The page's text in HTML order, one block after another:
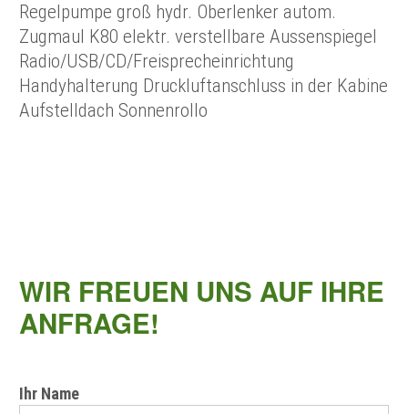
Regelpumpe groß hydr. Oberlenker autom.
Zugmaul K80 elektr. verstellbare Aussenspiegel
Radio/USB/CD/Freisprecheinrichtung
Handyhalterung Druckluftanschluss in der Kabine
Aufstelldach Sonnenrollo
WIR FREUEN UNS AUF IHRE
ANFRAGE!
Ihr Name